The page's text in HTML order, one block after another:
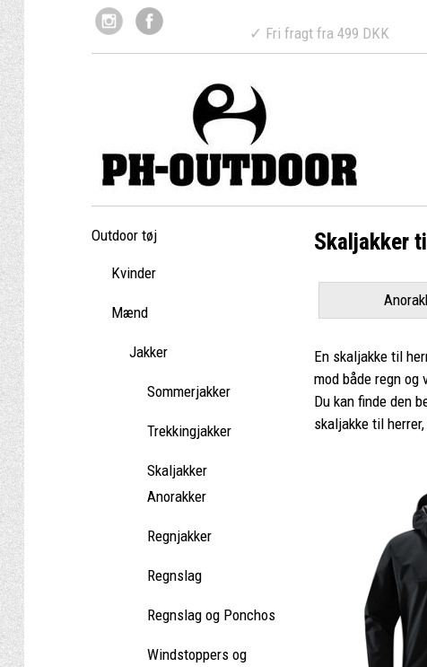
✓ Fri fragt fra
Outdoor tøj
Kvinder
Mænd
Jakker
Sommerjakker
Trekkingjakker
Skaljakker
Anorakker
Regnjakker
Regnslag
Regnslag og Ponchos
Windstoppers og
Skaljakker
En skaljakke til
mod både regn og
Du kan finde den
skaljakke til